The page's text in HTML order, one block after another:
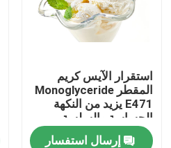
جولة في المعمل
رقابة جودة
اتصل بنا
استقرار الآيس كريم
المقطر Monoglyceride
E471 يزيد من النكهة
الحساسة والسلسة
إرسال استفسار